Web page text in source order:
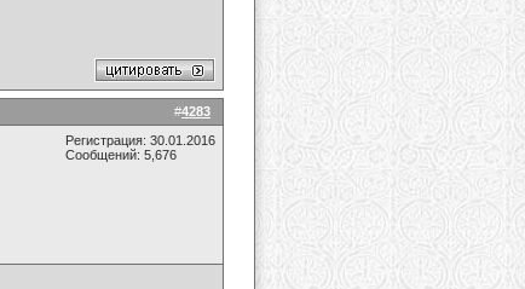
#4283
Регистрация: 30.01.2016
Сообщений: 5,676